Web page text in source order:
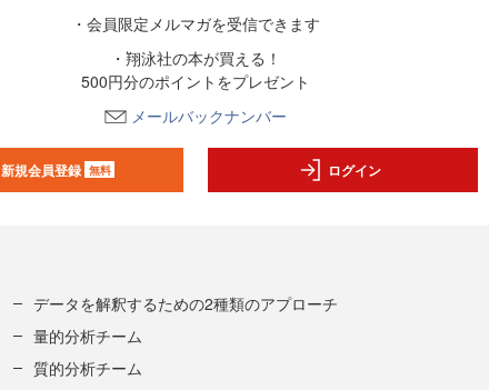
・会員限定メルマガを受信できます
・翔泳社の本が買える！
500円分のポイントをプレゼント
メールバックナンバー
新規会員登録 無料 ログイン
データを解釈するための2種類のアプローチ
量的分析チーム
質的分析チーム